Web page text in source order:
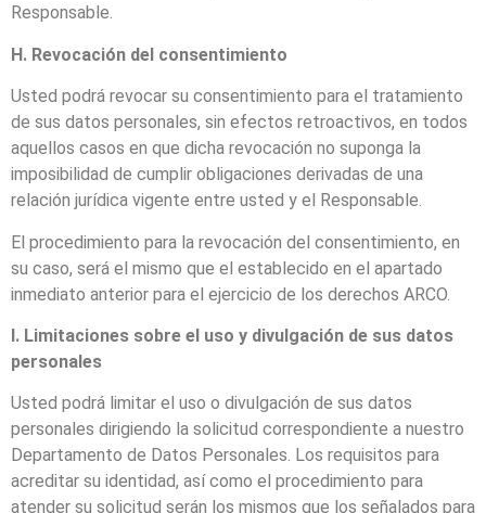
Responsable.
H. Revocación del consentimiento
Usted podrá revocar su consentimiento para el tratamiento
de sus datos personales, sin efectos retroactivos, en todos
aquellos casos en que dicha revocación no suponga la
imposibilidad de cumplir obligaciones derivadas de una
relación jurídica vigente entre usted y el Responsable.
El procedimiento para la revocación del consentimiento, en
su caso, será el mismo que el establecido en el apartado
inmediato anterior para el ejercicio de los derechos ARCO.
I. Limitaciones sobre el uso y divulgación de sus datos
personales
Usted podrá limitar el uso o divulgación de sus datos
personales dirigiendo la solicitud correspondiente a nuestro
Departamento de Datos Personales. Los requisitos para
acreditar su identidad, así como el procedimiento para
atender su solicitud serán los mismos que los señalados para